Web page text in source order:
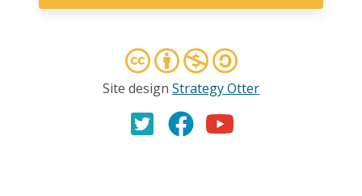
Site design Strategy Otter